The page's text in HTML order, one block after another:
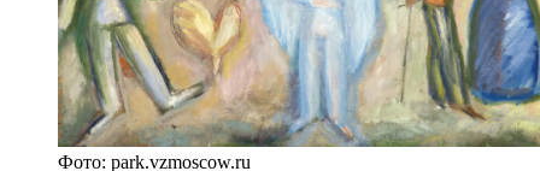
Фото: park.vzmoscow.ru